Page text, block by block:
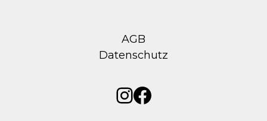
AGB
Datenschutz
Instagram
Facebook